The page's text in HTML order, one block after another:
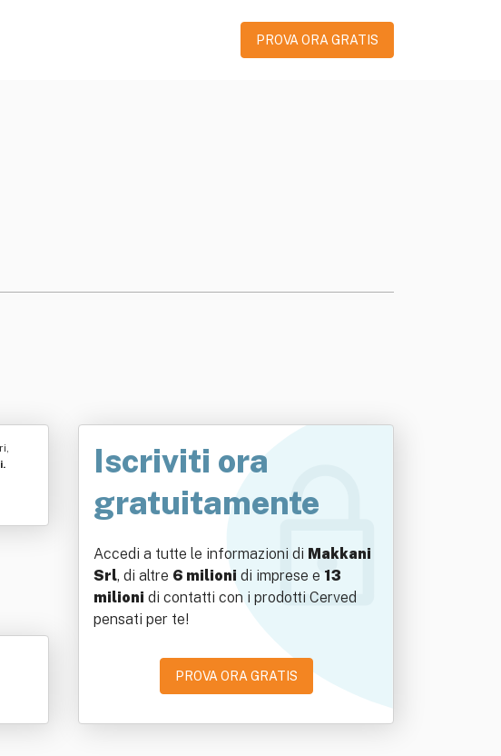
PROVA ORA GRATIS
Iscriviti ora
gratuitamente
Accedi a tutte le informazioni di Makkani
Srl, di altre 6 milioni di imprese e 13
milioni di contatti con i prodotti Cerved
pensati per te!
PROVA ORA GRATIS